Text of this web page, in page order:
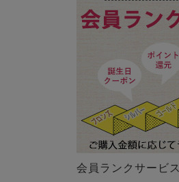
会員ランクサービス